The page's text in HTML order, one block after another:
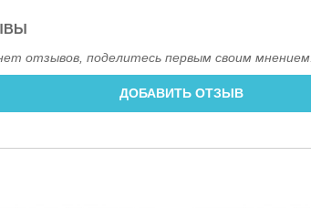
отзывов, поделитесь первым своим мнением.
ДОБАВИТЬ ОТЗЫВ